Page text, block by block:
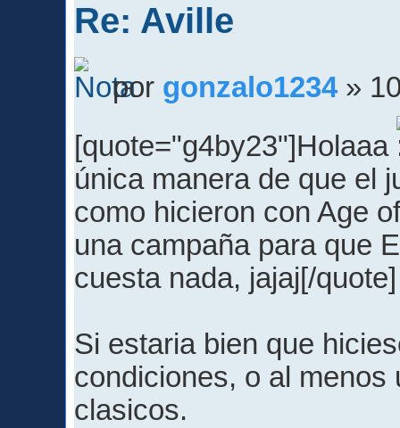
Re: Aville
por gonzalo1234»
[quote="g4by23"]Holaaa
única manera de que el
como hicieron con Age
una campaña para que
cuesta nada, jajaj[/quote]
Si estaria bien que
condiciones, o al menos
clasicos.